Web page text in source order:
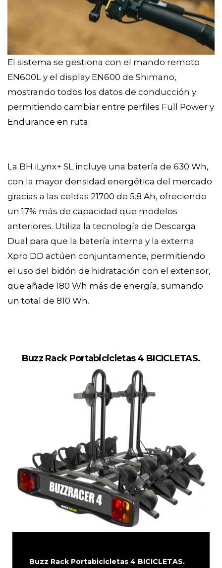
El sistema se gestiona con el mando remoto
EN600L y el display EN600 de Shimano,
mostrando todos los datos de conducción y
permitiendo cambiar entre perfiles Full Power y
Endurance en ruta.
La BH iLynx+ SL incluye una batería de 630 Wh,
con la mayor densidad energética del mercado
gracias a las celdas 21700 de 5.8 Ah, ofreciendo
un 17% más de capacidad que modelos
anteriores. Utiliza la tecnología de Descarga
Dual para que la batería interna y la externa
Xpro DD actúen conjuntamente, permitiendo
el uso del bidón de hidratación con el extensor,
que añade 180 Wh más de energía, sumando
un total de 810 Wh.
Buzz Rack Portabicicletas 4 BICICLETAS.
Buzz Rack Portabicicletas 4 BICICLETAS.